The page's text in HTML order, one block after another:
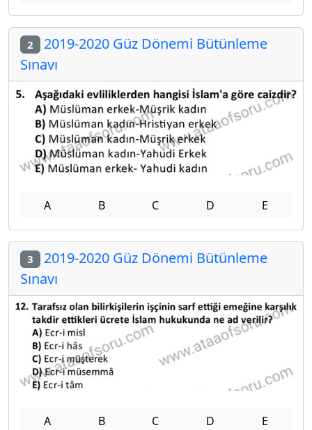
2 2019-2020 Güz Dönemi Bütünleme
Sınavı
A B C D E
3 2019-2020 Güz Dönemi Bütünleme
Sınavı
A B C D E